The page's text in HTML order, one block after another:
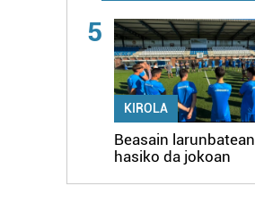
5
KIROLA
Beasain larunbatean
hasiko da jokoan